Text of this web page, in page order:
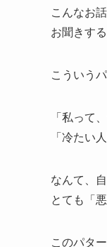
こんなお
お聞きす
こういう
「私って
「冷たい
なんて、
とても「
このパタ